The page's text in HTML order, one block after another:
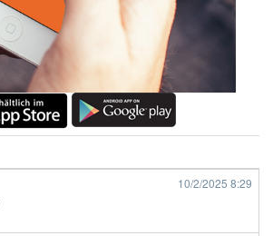
10/2/2025 8:29